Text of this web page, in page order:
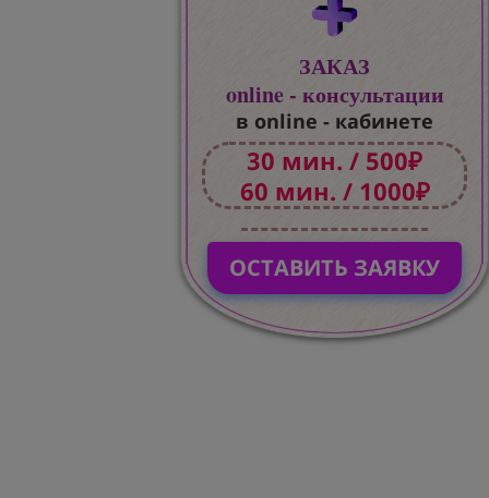
ЗАКАЗ
online - консультации
в online - кабинете
30 мин. / 500₽
60 мин. / 1000₽
ОСТАВИТЬ ЗАЯВКУ